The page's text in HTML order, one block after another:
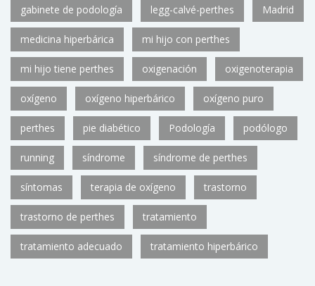
gabinete de podología legg-calvé-perthes Madrid
medicina hiperbárica mi hijo con perthes
mi hijo tiene perthes oxigenación oxigenoterapia
oxígeno oxígeno hiperbárico oxígeno puro
perthes pie diabético Podología podólogo
running síndrome síndrome de perthes
síntomas terapia de oxígeno trastorno
trastorno de perthes tratamiento
tratamiento adecuado tratamiento hiperbárico